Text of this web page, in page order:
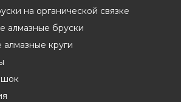
на органической связке
алмазные бруски
круги